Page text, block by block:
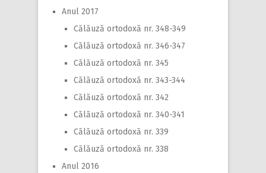
Anul 2017
Călăuză ortodoxă nr. 348-349
Călăuză ortodoxă nr. 346-347
Călăuză ortodoxă nr. 345
Călăuză ortodoxă nr. 343-344
Călăuză ortodoxă nr. 342
Călăuză ortodoxă nr. 340-341
Călăuză ortodoxă nr. 339
Călăuză ortodoxă nr. 338
Anul 2016